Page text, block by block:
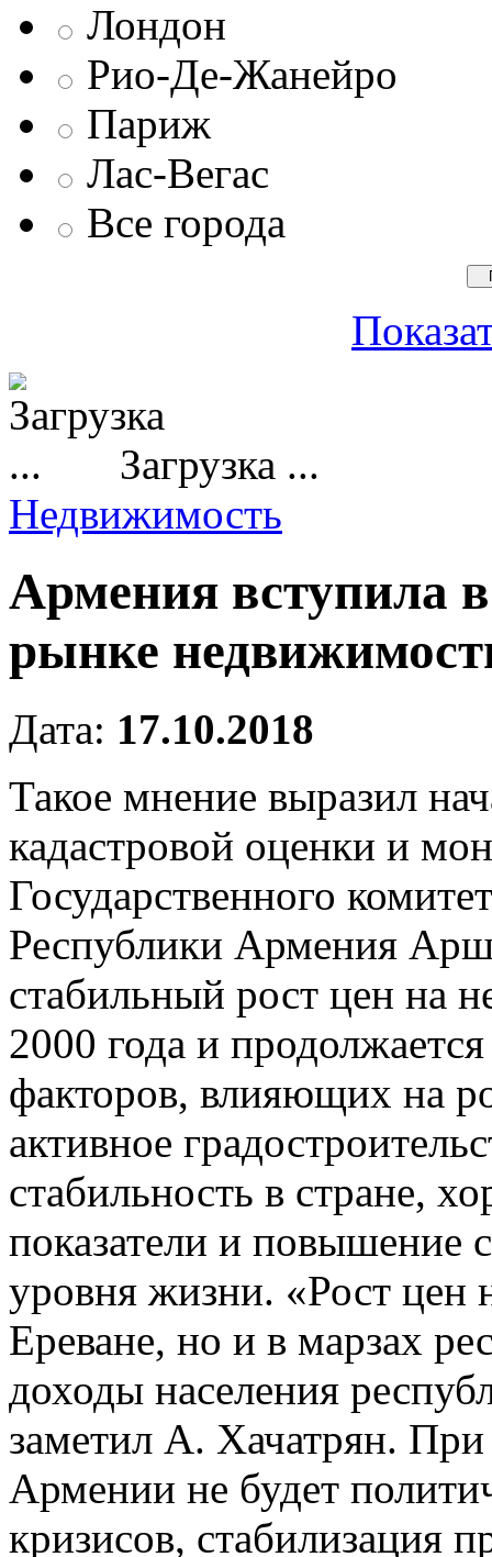
Лондон
Рио-Де-Жанейро
Париж
Лас-Вегас
Все города
Загрузка ...
Недвижимость
Армения вступила
рынке
Дата: 17.10.2018
Такое мнение выразил
кадастровой оценки и
Государственного
Республики Армения
стабильный рост цен на
2000 года и
факторов, влияющих на
активное
стабильность в стране,
показатели и повышение
уровня жизни. «Рост цен
Ереване, но и в марзах
доходы населения
заметил А. Хачатрян.
Армении не будет
кризисов, стабилизация